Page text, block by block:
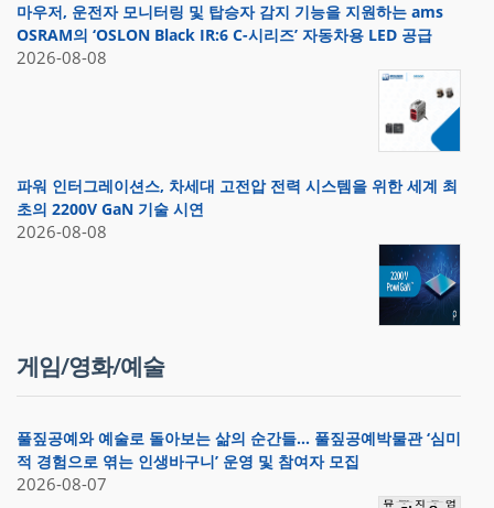
마우저, 운전자 모니터링 및 탑승자 감지 기능을 지원하는 ams
OSRAM의 ‘OSLON Black IR:6 C-시리즈’ 자동차용 LED 공급
2026-08-08
파워 인터그레이션스, 차세대 고전압 전력 시스템을 위한 세계 최
초의 2200V GaN 기술 시연
2026-08-08
게임/영화/예술
풀짚공예와 예술로 돌아보는 삶의 순간들… 풀짚공예박물관 ‘심미
적 경험으로 엮는 인생바구니’ 운영 및 참여자 모집
2026-08-07